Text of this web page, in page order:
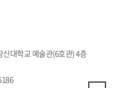
대학교 예술관(6호관) 4층